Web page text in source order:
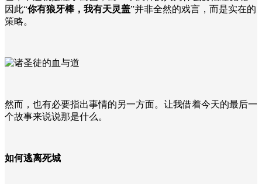
因此“你有狼牙棒，我有天灵盖”并非全然的戏言，而是实在的
策略。
然而，也有必要指出事情的另一方面。让我借着今天的最后一
个故事来说说那是什么。
如何逃离死城